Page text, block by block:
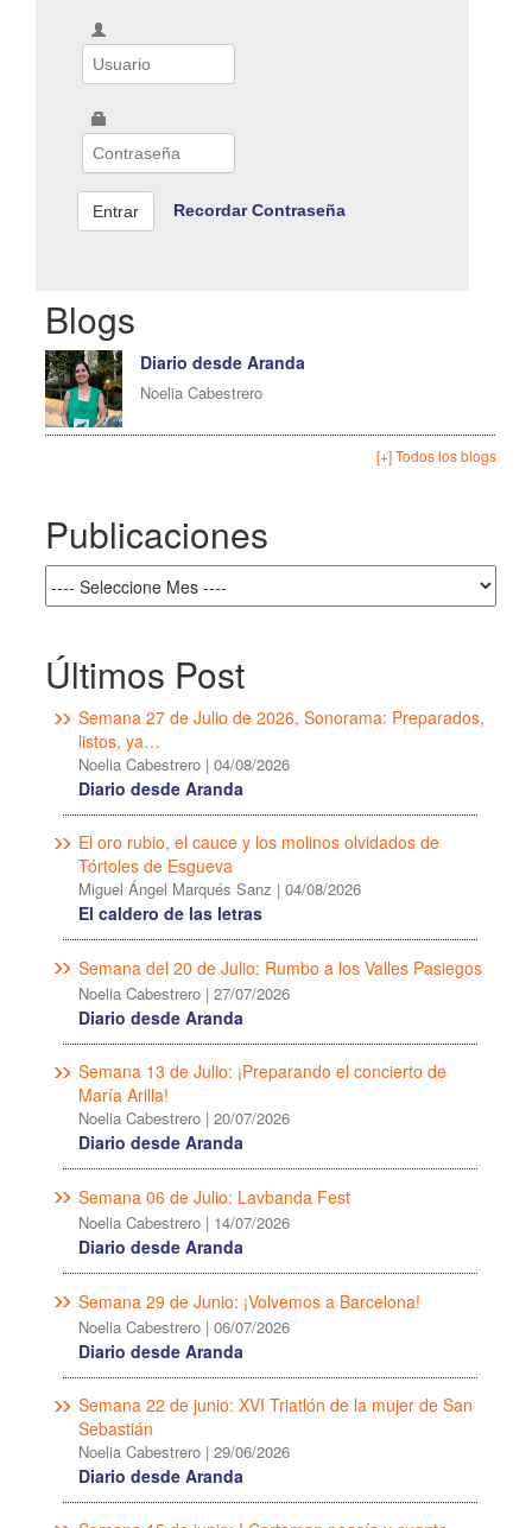
Recordar Contraseña
Blogs
Diario desde Aranda
Noelia Cabestrero
[+] Todos los blogs
Publicaciones
Últimos Post
Semana 27 de Julio de 2026, Sonorama: Preparados,
listos, ya…
Noelia Cabestrero | 04/08/2026
Diario desde Aranda
El oro rubio, el cauce y los molinos olvidados de
Tórtoles de Esgueva
Miguel Ángel Marqués Sanz | 04/08/2026
El caldero de las letras
Semana del 20 de Julio: Rumbo a los Valles Pasiegos
Noelia Cabestrero | 27/07/2026
Diario desde Aranda
Semana 13 de Julio: ¡Preparando el concierto de
María Arilla!
Noelia Cabestrero | 20/07/2026
Diario desde Aranda
Semana 06 de Julio: Lavbanda Fest
Noelia Cabestrero | 14/07/2026
Diario desde Aranda
Semana 29 de Junio: ¡Volvemos a Barcelona!
Noelia Cabestrero | 06/07/2026
Diario desde Aranda
Semana 22 de junio: XVI Triatlón de la mujer de San
Sebastián
Noelia Cabestrero | 29/06/2026
Diario desde Aranda